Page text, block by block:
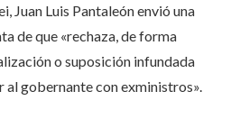
Juan Luis Pantaleón envió una
de que «rechaza, de forma
o suposición infundada
al gobernante con exministros».